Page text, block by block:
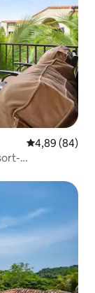
4,89 (84)